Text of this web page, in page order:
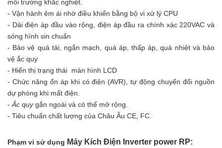
môi trường khắc nghiệt.
- Vận hành êm ái nhờ điều khiển bằng bộ vi xử lý CPU
- Dải điện áp đầu vào rộng, điện áp đầu ra chính xác 220VAC và
sóng hình sin chuẩn
- Bảo vệ quá tải, ngắn mạch, quá áp, thấp áp, quá nhiệt và bảo
vệ ắc quy
- Hiển thị trạng thái màn hình LCD
- Chức năng ổn áp khi có điện (AVR), tự động chuyển đổi nguồn
dự phòng khi mất điện.
- Ắc quygắn ngoài và có thể mở rộng.
- Tiêu chuẩn chất lượng của Châu Âu CE, FC.
Phạm vi sử dụng Máy Kích Điện Inverter power RP: